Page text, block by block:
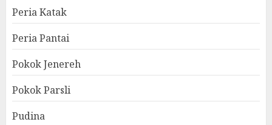
Peria Katak
Peria Pantai
Pokok Jenereh
Pokok Parsli
Pudina